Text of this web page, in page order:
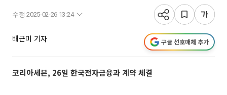
수정 2025-02-26 13:24
배근미 기자 구글 선호매체 추가
코리아세븐, 26일 한국전자금융과 계약 체결